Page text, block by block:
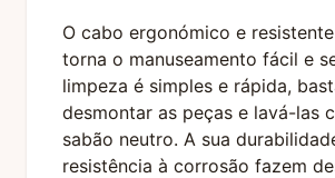
O cabo ergonómico e
torna o manuseamento fácil e
limpeza é simples e rápida,
desmontar as peças e lavá-las
sabão neutro. A sua
resistência à corrosão fazem